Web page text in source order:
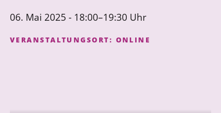
06. Mai 2025 - 18:00–19:30 Uhr
VERANSTALTUNGSORT: ONLINE